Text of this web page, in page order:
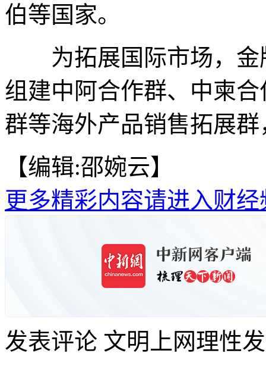
伯等国家。
为拓展国际市场，金
组建中阿合作群、中柬
群等海外产品销售拓展
【编辑:邵婉云】
更多精彩内容请进入财经
发表评论 文明上网理性